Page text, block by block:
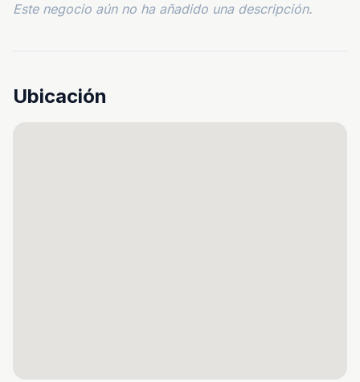
Este negocio aún no ha añadido una descripción.
Ubicación